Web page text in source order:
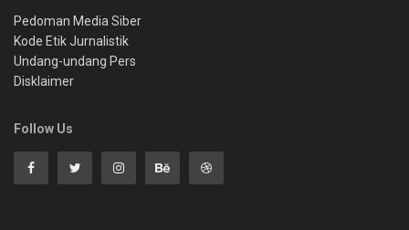
Pedoman Media Siber
Kode Etik Jurnalistik
Undang-undang Pers
Disklaimer
Follow Us